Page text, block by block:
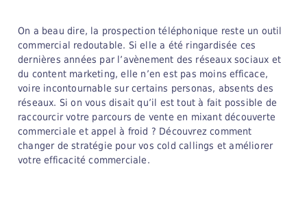
On a beau dire, la prospection téléphonique reste un outil
commercial redoutable. Si elle a été ringardisée ces
dernières années par l’avènement des réseaux sociaux et
du content marketing, elle n’en est pas moins efficace,
voire incontournable sur certains personas, absents des
réseaux. Si on vous disait qu’il est tout à fait possible de
raccourcir votre parcours de vente en mixant découverte
commerciale et appel à froid ? Découvrez comment
changer de stratégie pour vos cold callings et améliorer
votre efficacité commerciale.